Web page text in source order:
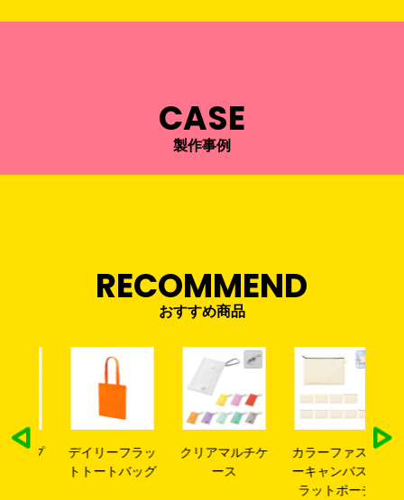
CASE
製作事例
RECOMMEND
おすすめ商品
デイリーフラッ
トトートバッグ
クリアマルチケ
ース
カラーファスナ
ーキャンバスフ
ラットポーチ